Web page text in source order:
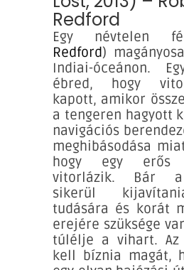
Redford
Egy névtelen
Redford)
Indiai-óceánon.
ébred, hogy
kapott, amikor
a tengeren hagyott
navigációs
meghibásodása
hogy egy erős
vitorlázik. Bár
sikerül
tudására és korát
erejére szüksége
túlélje a vihart. Az
kell bíznia magát,